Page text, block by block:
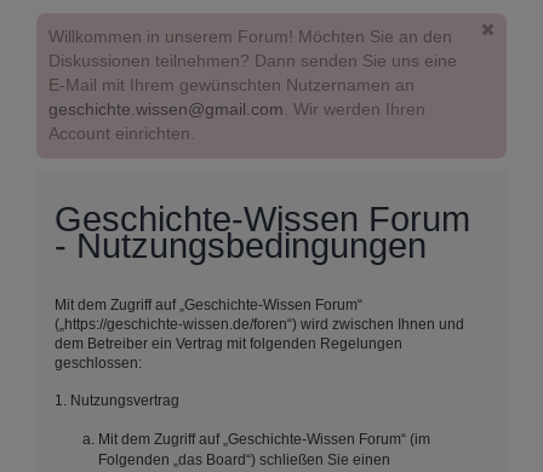
Willkommen in unserem Forum! Möchten Sie an den
Diskussionen teilnehmen? Dann senden Sie uns eine
E-Mail mit Ihrem gewünschten Nutzernamen an
geschichte.wissen@gmail.com. Wir werden Ihren
Account einrichten.
Geschichte-Wissen Forum
- Nutzungsbedingungen
Mit dem Zugriff auf „Geschichte-Wissen Forum“
(„https://geschichte-wissen.de/foren“) wird zwischen Ihnen und
dem Betreiber ein Vertrag mit folgenden Regelungen
geschlossen:
1. Nutzungsvertrag
Mit dem Zugriff auf „Geschichte-Wissen Forum“ (im
Folgenden „das Board“) schließen Sie einen